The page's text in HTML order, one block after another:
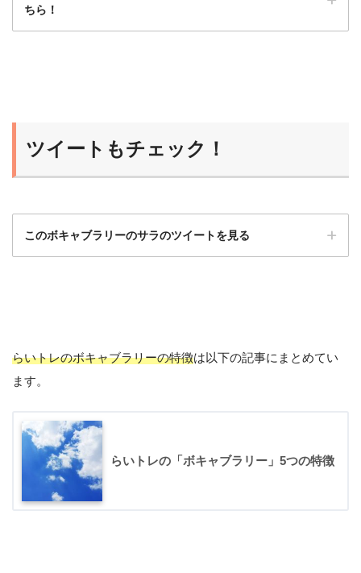
ちら！
ツイートもチェック！
このボキャブラリーのサラのツイートを見る
らいトレのボキャブラリーの特徴は以下の記事にまとめてい
ます。
らいトレの「ボキャブラリー」5つの特徴